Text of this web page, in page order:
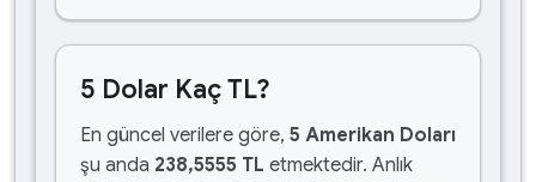
5 Dolar Kaç TL?
En güncel verilere göre, 5 Amerikan Doları
şu anda 238,5555 TL etmektedir. Anlık